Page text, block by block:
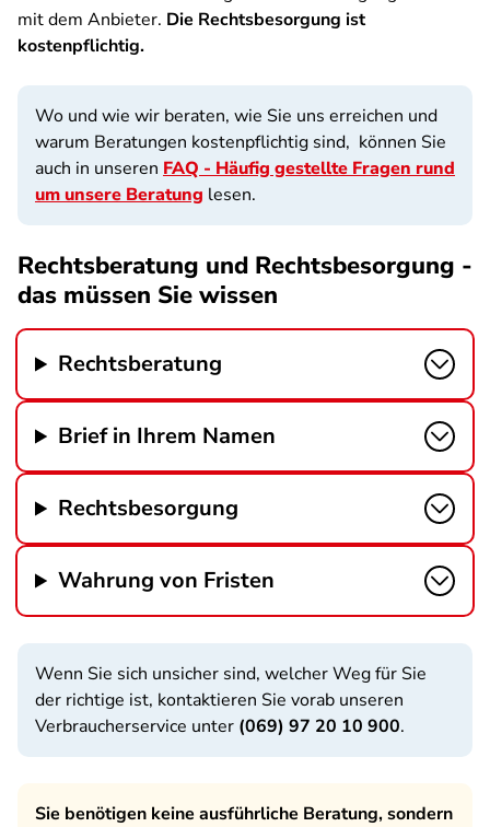
mit dem Anbieter. Die Rechtsbesorgung ist
kostenpflichtig.
Wo und wie wir beraten, wie Sie uns erreichen und
warum Beratungen kostenpflichtig sind, können Sie
auch in unseren FAQ - Häufig gestellte Fragen rund
um unsere Beratung lesen.
Rechtsberatung und Rechtsbesorgung -
das müssen Sie wissen
Rechtsberatung
Brief in Ihrem Namen
Rechtsbesorgung
Wahrung von Fristen
Wenn Sie sich unsicher sind, welcher Weg für Sie
der richtige ist, kontaktieren Sie vorab unseren
Verbraucherservice unter (069) 97 20 10 900.
Sie benötigen keine ausführliche Beratung, sondern